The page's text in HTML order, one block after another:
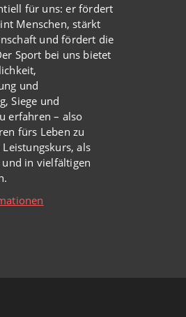
für uns: er fördert
Menschen, stärkt
und fördert die
Sport bei uns bietet
und
Siege und
erfahren – also
fürs Leben zu
als
in vielfältigen